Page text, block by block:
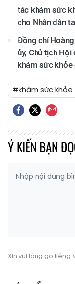
tác khám sức
cho Nhân dân
Đồng chí
ủy, Chủ tịch
khám sức khỏe
#khám sức khỏe
Ý KIẾN BẠN
Xin vui lòng gõ tiếng